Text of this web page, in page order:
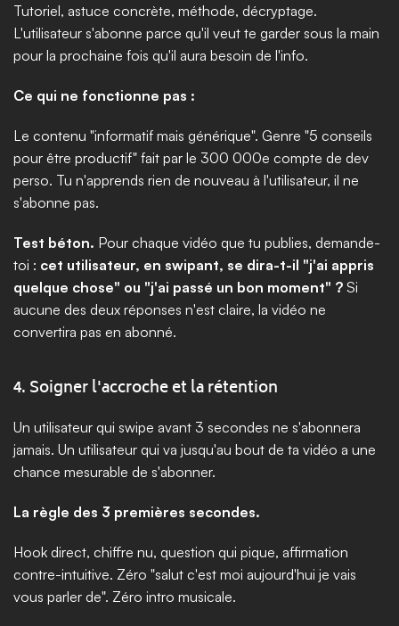
Tutoriel, astuce concrète, méthode, décryptage.
L'utilisateur s'abonne parce qu'il veut te garder sous la main
pour la prochaine fois qu'il aura besoin de l'info.
Ce qui ne fonctionne pas :
Le contenu "informatif mais générique". Genre "5 conseils
pour être productif" fait par le 300 000e compte de dev
perso. Tu n'apprends rien de nouveau à l'utilisateur, il ne
s'abonne pas.
Test béton. Pour chaque vidéo que tu publies, demande-
toi : cet utilisateur, en swipant, se dira-t-il "j'ai appris
quelque chose" ou "j'ai passé un bon moment" ? Si
aucune des deux réponses n'est claire, la vidéo ne
convertira pas en abonné.
4. Soigner l'accroche et la rétention
Un utilisateur qui swipe avant 3 secondes ne s'abonnera
jamais. Un utilisateur qui va jusqu'au bout de ta vidéo a une
chance mesurable de s'abonner.
La règle des 3 premières secondes.
Hook direct, chiffre nu, question qui pique, affirmation
contre-intuitive. Zéro "salut c'est moi aujourd'hui je vais
vous parler de". Zéro intro musicale.